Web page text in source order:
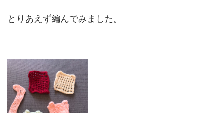
とりあえず編んでみました。